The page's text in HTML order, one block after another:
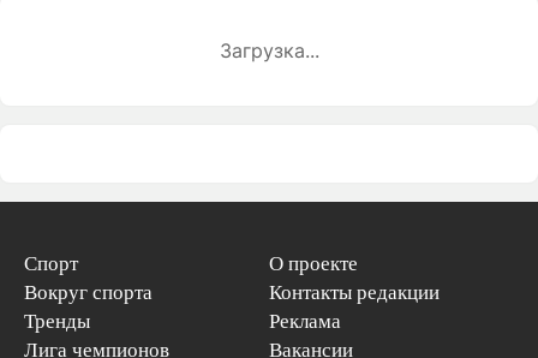
Загрузка...
Спорт
Вокруг спорта
Тренды
Лига чемпионов
О проекте
Контакты редакции
Реклама
Вакансии